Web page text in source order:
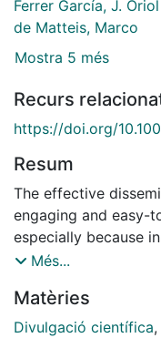
Ferrer García, J.
de Matteis, Marco
Mostra 5 més
Recurs
https://doi.org/
Resum
The effective
engaging and easy-
especially because
public has a limited
outdoors. This study
workflow and
Més...
Matèries
Divulgació científica,